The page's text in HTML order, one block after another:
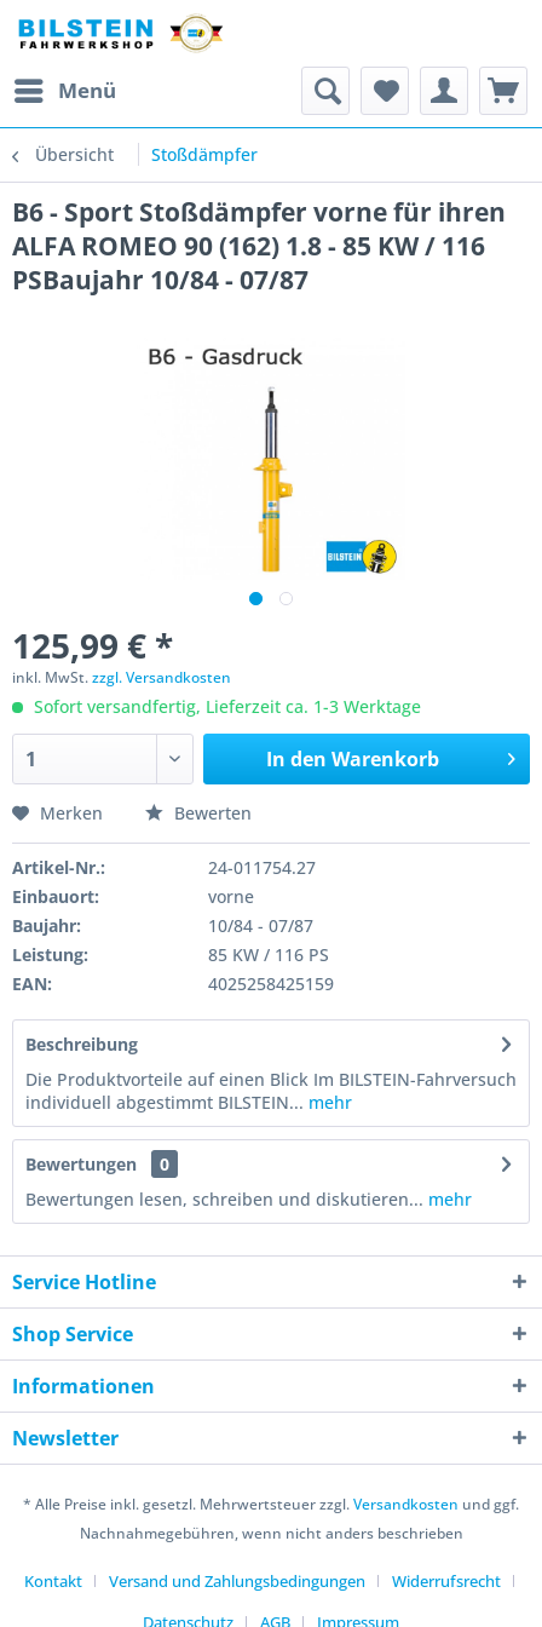
Menü
Übersicht Stoßdämpfer
B6 - Sport Stoßdämpfer vorne für ihren
ALFA ROMEO 90 (162) 1.8 - 85 KW / 116
PSBaujahr 10/84 - 07/87
125,99 € *
inkl. MwSt.zzgl. Versandkosten
Sofort versandfertig, Lieferzeit ca. 1-3 Werktage
In den Warenkorb
Merken Bewerten
Artikel-Nr.:
24-011754.27
Einbauort:
vorne
Baujahr:
10/84 - 07/87
Leistung:
85 KW / 116 PS
EAN:
4025258425159
Beschreibung
Die Produktvorteile auf einen Blick Im BILSTEIN-Fahrversuch
individuell abgestimmt BILSTEIN... mehr
Bewertungen
0
Bewertungen lesen, schreiben und diskutieren... mehr
Service Hotline
Shop Service
Informationen
Newsletter
* Alle Preise inkl. gesetzl. Mehrwertsteuer zzgl.Versandkosten und ggf.
Nachnahmegebühren, wenn nicht anders beschrieben
Kontakt Versand und Zahlungsbedingungen
Widerrufsrecht
Datenschutz
AGB Impressum